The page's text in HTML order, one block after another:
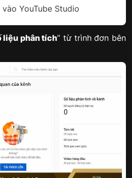
YouTube Studio
liệu phân tích” từ trình đơn bên